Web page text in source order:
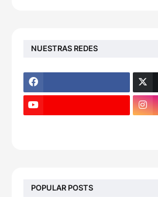
NUESTRAS REDES
POPULAR POSTS